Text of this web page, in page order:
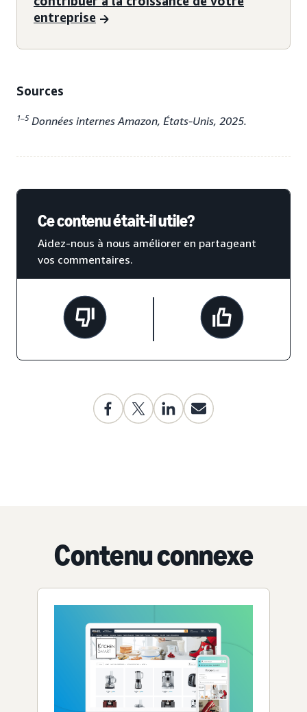
entreprise
Sources
1–5 Données internes Amazon, États-Unis, 2025.
Ce contenu était-il utile?
Aidez-nous à nous améliorer en partageant
vos commentaires.
Contenu connexe